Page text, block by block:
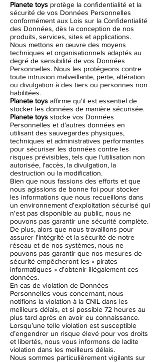
Planete toys protège la confidentialité et la
sécurité de vos Données Personnelles
conformément aux Lois sur la Confidentialité
des Données, dès la conception de nos
produits, services, sites et applications.
Nous mettons en œuvre des moyens
techniques et organisationnels adaptés au
degré de sensibilité de vos Données
Personnelles. Nous les protégeons contre
toute intrusion malveillante, perte, altération
ou divulgation à des tiers ou personnes non
habilitées.
Planete toys affirme qu'il est essentiel de
stocker les données de manière sécurisée.
Planete toys stocke vos Données
Personnelles et d'autres données en
utilisant des sauvegardes physiques,
techniques et administratives performantes
pour sécuriser les données contre les
risques prévisibles, tels que l'utilisation non
autorisée, l'accès, la divulgation, la
destruction ou la modification.
Bien que nous fassions des efforts et que
nous agissions de bonne foi pour stocker
les informations que nous recueillons dans
un environnement d'exploitation sécurisé qui
n'est pas disponible au public, nous ne
pouvons pas garantir une sécurité complète.
De plus, alors que nous travaillons pour
assurer l'intégrité et la sécurité de notre
réseau et de nos systèmes, nous ne
pouvons pas garantir que nos mesures de
sécurité empêcheront les « pirates
informatiques » d'obtenir illégalement ces
données.
En cas de violation de Données
Personnelles vous concernant, nous
notifions la violation à la CNIL dans les
meilleurs délais, et si possible 72 heures au
plus tard après en avoir eu connaissance.
Lorsqu’une telle violation est susceptible
d’engendrer un risque élevé pour vos droits
et libertés, nous vous informons de ladite
violation dans les meilleurs délais.
Nous sommes particulièrement vigilants sur